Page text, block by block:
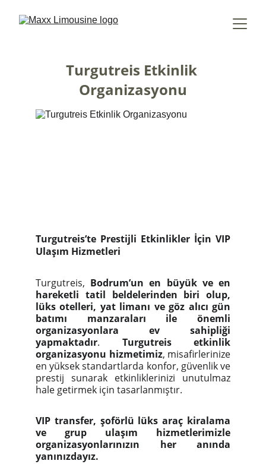
Turgutreis Etkinlik
Organizasyonu
Turgutreis’te Prestijli Etkinlikler İçin VIP
Ulaşım Hizmetleri
Turgutreis, Bodrum’un en büyük ve en
hareketli tatil beldelerinden biri olup,
lüks otelleri, yat limanı ve göz alıcı gün
batımı manzaraları ile önemli
organizasyonlara ev sahipliği
yapmaktadır. Turgutreis etkinlik
organizasyonu hizmetimiz, misafirlerinize
en yüksek standartlarda konfor, güvenlik ve
prestij sunarak etkinliklerinizi unutulmaz
hale getirmek için tasarlanmıştır.
VIP transfer, şoförlü lüks araç kiralama
ve grup ulaşım hizmetlerimizle
organizasyonlarınızın her anında
yanınızdayız.